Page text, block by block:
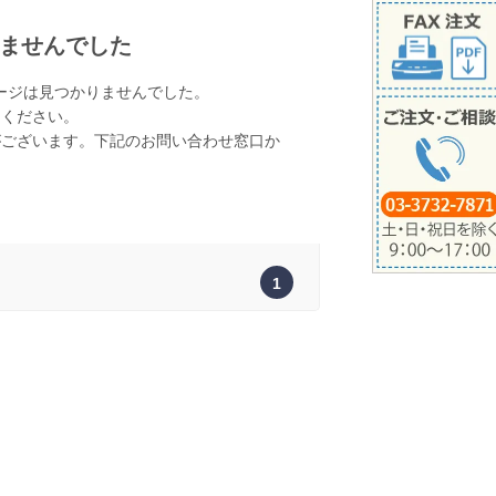
せんでした
は見つかりませんでした。
ださい。
ざいます。下記のお問い合わせ窓口か
1